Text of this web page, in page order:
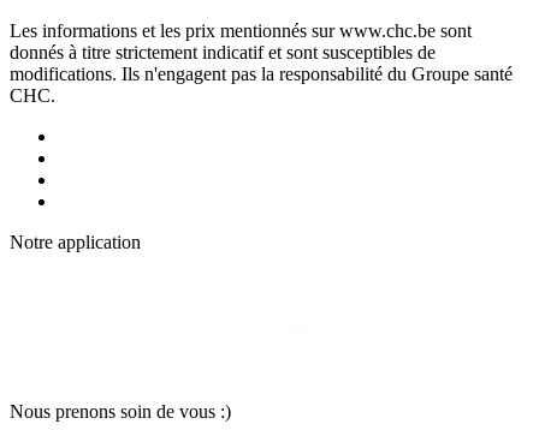
Les informations et les prix mentionnés sur www.chc.be sont
donnés à titre strictement indicatif et sont susceptibles de
modifications. Ils n'engagent pas la responsabilité du Groupe santé
CHC.
Notre application
Nous prenons soin de vous :)